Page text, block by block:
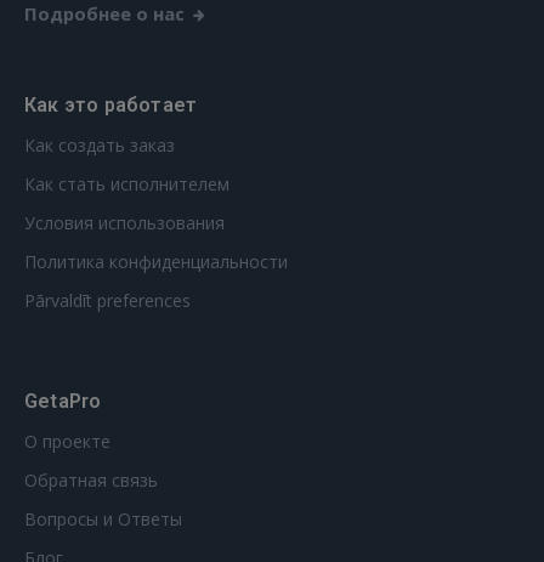
Подробнее о нас
Как это работает
Как создать заказ
Как стать исполнителем
Условия использования
Политика конфиденциальности
Pārvaldīt preferences
GetaPro
О проекте
Обратная связь
Вопросы и Ответы